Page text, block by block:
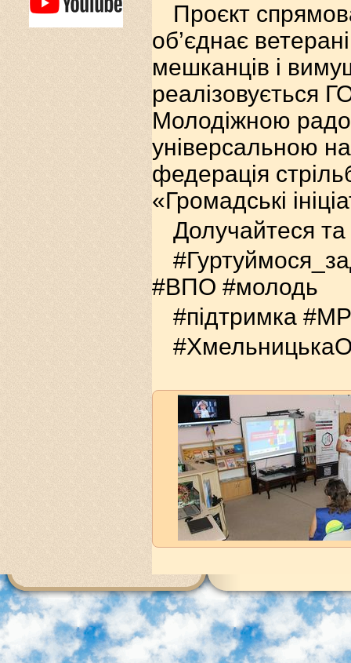
Проєкт
об’єднає
мешканців і
реалізовується
Молодіжною
універсальною
федерація
«Громадські
Долучайтеся
#ВПО #молодь
#підтримка